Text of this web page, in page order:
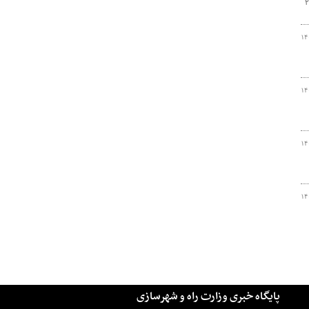
برخاست پروازهای فرودگاه امام خمینی از باند ۲۹
پایگاه خبری وزارت راه و شهرسازی